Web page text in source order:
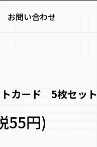
お問い合わせ
カード 5枚セット
55円)